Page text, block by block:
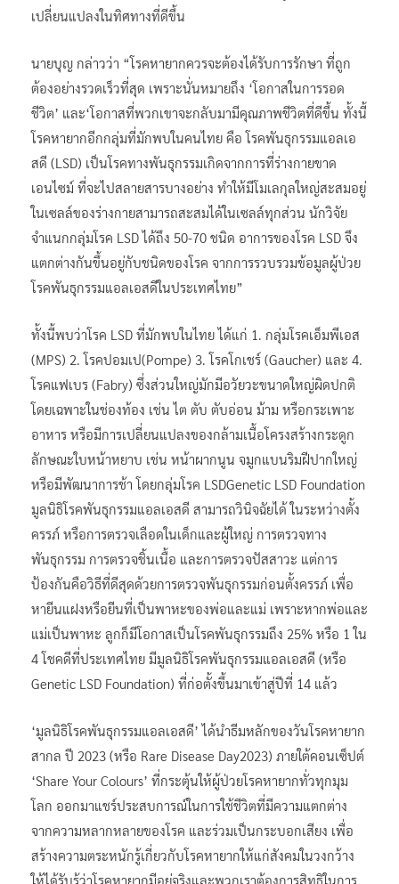
เปลี่ยนแปลงในทิศทางที่ดีขึ้น
นายบุญ กล่าวว่า “โรคหายากควรจะต้องได้รับการรักษา ที่ถูก
ต้องอย่างรวดเร็วที่สุด เพราะนั่นหมายถึง ‘โอกาสในการรอด
ชีวิต’ และ‘โอกาสที่พวกเขาจะกลับมามีคุณภาพชีวิตที่ดีขึ้น ทั้งนี้
โรคหายากอีกกลุ่มที่มักพบในคนไทย คือ โรคพันธุกรรมแอลเอ
สดี (LSD) เป็นโรคทางพันธุกรรมเกิดจากการที่ร่างกายขาด
เอนไซม์ ที่จะไปสลายสารบางอย่าง ทำให้มีโมเลกุลใหญ่สะสมอยู่
ในเซลล์ของร่างกายสามารถสะสมได้ในเซลล์ทุกส่วน นักวิจัย
จำแนกกลุ่มโรค LSD ได้ถึง 50-70 ชนิด อาการของโรค LSD จึง
แตกต่างกันขึ้นอยู่กับชนิดของโรค จากการรวบรวมข้อมูลผู้ป่วย
โรคพันธุกรรมแอลเอสดีในประเทศไทย”
ทั้งนี้พบว่าโรค LSD ที่มักพบในไทย ได้แก่ 1. กลุ่มโรคเอ็มพีเอส
(MPS) 2. โรคปอมเป(Pompe) 3. โรคโกเชร์ (Gaucher) และ 4.
โรคแฟเบร (Fabry) ซึ่งส่วนใหญ่มักมีอวัยวะขนาดใหญ่ผิดปกติ
โดยเฉพาะในช่องท้อง เช่น ไต ตับ ตับอ่อน ม้าม หรือกระเพาะ
อาหาร หรือมีการเปลี่ยนแปลงของกล้ามเนื้อโครงสร้างกระดูก
ลักษณะใบหน้าหยาบ เช่น หน้าผากนูน จมูกแบนริมฝีปากใหญ่
หรือมีพัฒนาการช้า โดยกลุ่มโรค LSDGenetic LSD Foundation
มูลนิธิโรคพันธุกรรมแอลเอสดี สามารถวินิจฉัยได้ ในระหว่างตั้ง
ครรภ์ หรือการตรวจเลือดในเด็กและผู้ใหญ่ การตรวจทาง
พันธุกรรม การตรวจชิ้นเนื้อ และการตรวจปัสสาวะ แต่การ
ป้องกันคือวิธีที่ดีสุดด้วยการตรวจพันธุกรรมก่อนตั้งครรภ์ เพื่อ
หายีนแฝงหรือยีนที่เป็นพาหะของพ่อและแม่ เพราะหากพ่อและ
แม่เป็นพาหะ ลูกก็มีโอกาสเป็นโรคพันธุกรรมถึง 25% หรือ 1 ใน
4 โชคดีที่ประเทศไทย มีมูลนิธิโรคพันธุกรรมแอลเอสดี (หรือ
Genetic LSD Foundation) ที่ก่อตั้งขึ้นมาเข้าสู่ปีที่ 14 แล้ว
‘มูลนิธิโรคพันธุกรรมแอลเอสดี’ ได้นำธีมหลักของวันโรคหายาก
สากล ปี 2023 (หรือ Rare Disease Day2023) ภายใต้คอนเซ็ปต์
‘Share Your Colours’ ที่กระตุ้นให้ผู้ป่วยโรคหายากทั่วทุกมุม
โลก ออกมาแชร์ประสบการณ์ในการใช้ชีวิตที่มีความแตกต่าง
จากความหลากหลายของโรค และร่วมเป็นกระบอกเสียง เพื่อ
สร้างความตระหนักรู้เกี่ยวกับโรคหายากให้แก่สังคมในวงกว้าง
ให้ได้รับรู้ว่าโรคหายากมีอยู่จริงและพวกเราต้องการสิทธิในการ